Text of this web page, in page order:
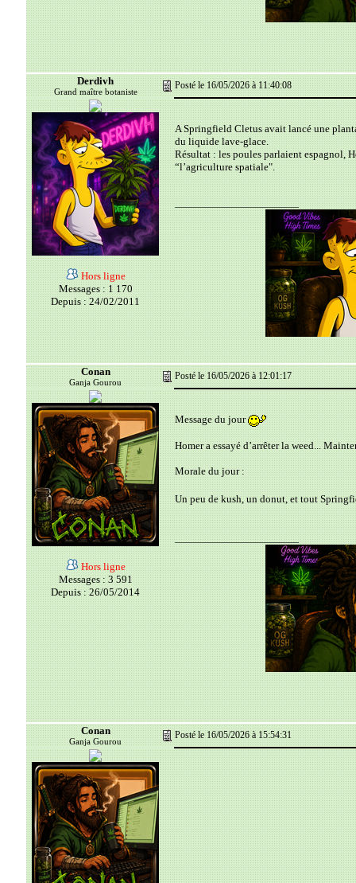
Derdivh
Grand maître botaniste
Posté le 16/05/2026 à 11:40:08
Hors ligne
Messages : 1 170
Depuis : 24/02/2011
A Springfield Cletus avait lancé une
du liquide lave-glace.
Résultat : les poules parlaient espagnol,
“l’agriculture spatiale".
__________________________
Conan
Ganja Gourou
Posté le 16/05/2026 à 12:01:17
Hors ligne
Messages : 3 591
Depuis : 26/05/2014
Message du jour
Homer a essayé d’arrêter la weed...
Morale du jour :
Un peu de kush, un donut, et tout
__________________________
Conan
Ganja Gourou
Posté le 16/05/2026 à 15:54:31